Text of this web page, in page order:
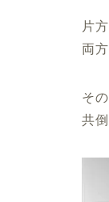
片
両
その
共